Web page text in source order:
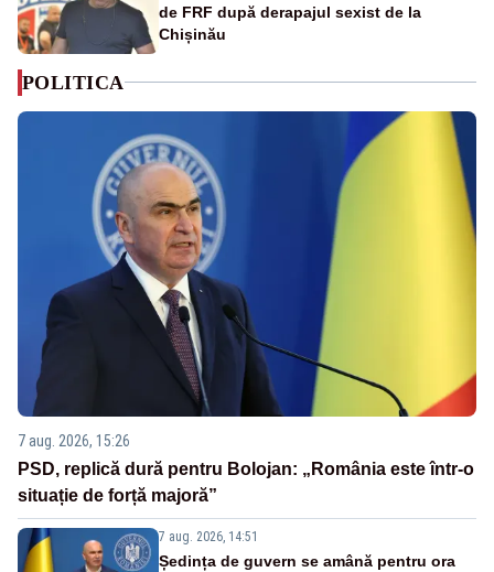
de FRF după derapajul sexist de la
Chișinău
POLITICA
7 aug. 2026, 15:26
PSD, replică dură pentru Bolojan: „România este într-o
situație de forță majoră”
7 aug. 2026, 14:51
Ședința de guvern se amână pentru ora